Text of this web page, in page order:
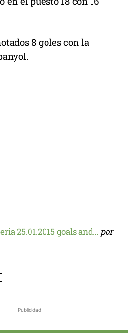
Publicidad
8 goles con la
25.01.2015 goals and… por